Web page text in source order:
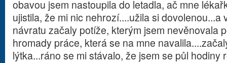
obavou jsem nastoupila do letadla, ač mne
ujistila, že mi nic nehrozí....užila si dovolenou...a
návratu začaly potíže, kterým jsem nevěnovala
hromady práce, která se na mne
lýtka...ráno se mi stávalo, že jsem se půl hodiny